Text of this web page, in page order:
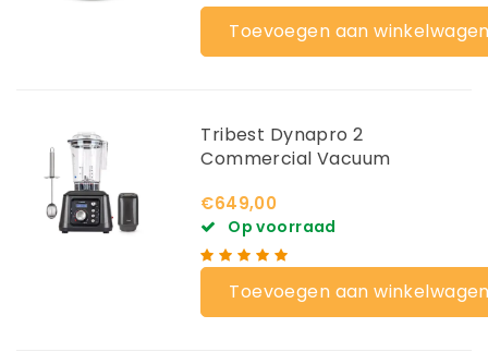
Toevoegen aan
Tribest Dynapro 2
Commercial Vacuum
€649,00
Op voorraad
Toevoegen aan